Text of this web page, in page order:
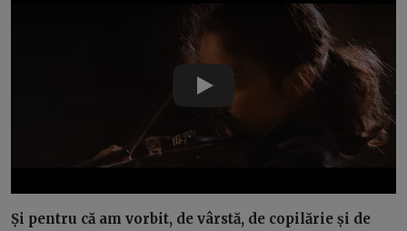
Play
Și pentru că am vorbit, de vârstă, de copilărie și de